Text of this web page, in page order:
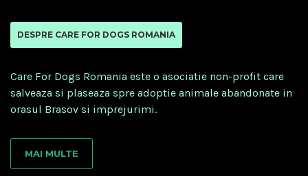
DESPRE CARE FOR DOGS ROMANIA
Care For Dogs Romania este o asociatie non-profit care
salveaza si plaseaza spre adoptie animale abandonate in
orasul Brasov si imprejurimi.
MAI MULTE